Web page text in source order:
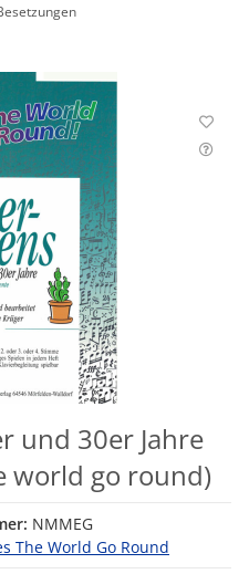
und 30er Jahre
world go round)
NMMEG
The World Go Round